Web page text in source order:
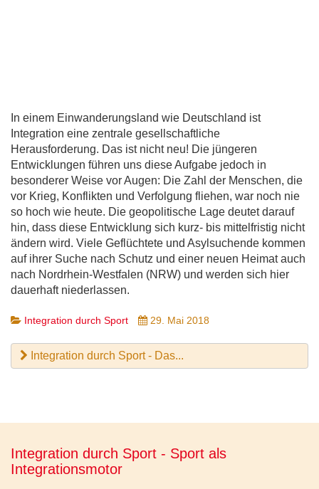
In einem Einwanderungsland wie Deutschland ist
Integration eine zentrale gesellschaftliche
Herausforderung. Das ist nicht neu! Die jüngeren
Entwicklungen führen uns diese Aufgabe jedoch in
besonderer Weise vor Augen: Die Zahl der Menschen, die
vor Krieg, Konflikten und Verfolgung fliehen, war noch nie
so hoch wie heute. Die geopolitische Lage deutet darauf
hin, dass diese Entwicklung sich kurz- bis mittelfristig nicht
ändern wird. Viele Geflüchtete und Asylsuchende kommen
auf ihrer Suche nach Schutz und einer neuen Heimat auch
nach Nordrhein-Westfalen (NRW) und werden sich hier
dauerhaft niederlassen.
Integration durch Sport 29. Mai 2018
Integration durch Sport - Das...
Integration durch Sport - Sport als
Integrationsmotor